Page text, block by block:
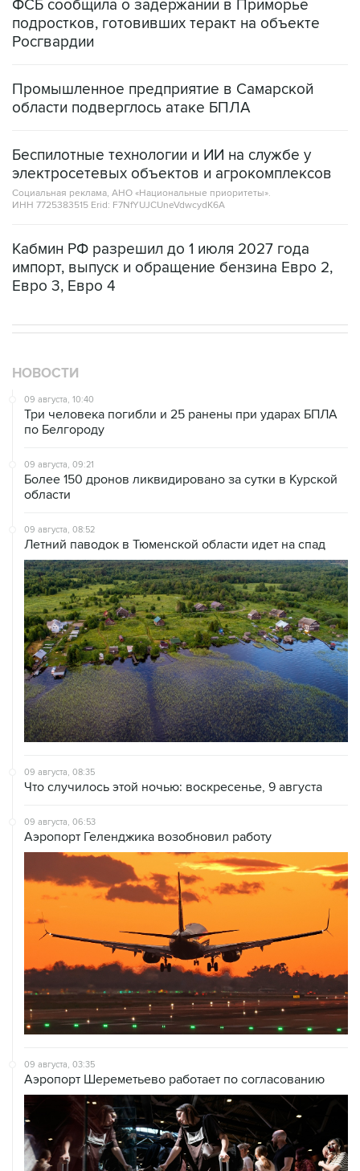
ФСБ сообщила о задержании в Приморье
подростков, готовивших теракт на объекте
Росгвардии
Промышленное предприятие в Самарской
области подверглось атаке БПЛА
Беспилотные технологии и ИИ на службе у
электросетевых объектов и агрокомплексов
Социальная реклама, АНО «Национальные приоритеты».
ИНН 7725383515 Erid: F7NfYUJCUneVdwcydK6A
Кабмин РФ разрешил до 1 июля 2027 года
импорт, выпуск и обращение бензина Евро 2,
Евро 3, Евро 4
НОВОСТИ
09 августа, 10:40
Три человека погибли и 25 ранены при ударах БПЛА
по Белгороду
09 августа, 09:21
Более 150 дронов ликвидировано за сутки в Курской
области
09 августа, 08:52
Летний паводок в Тюменской области идет на спад
09 августа, 08:35
Что случилось этой ночью: воскресенье, 9 августа
09 августа, 06:53
Аэропорт Геленджика возобновил работу
09 августа, 03:35
Аэропорт Шереметьево работает по согласованию